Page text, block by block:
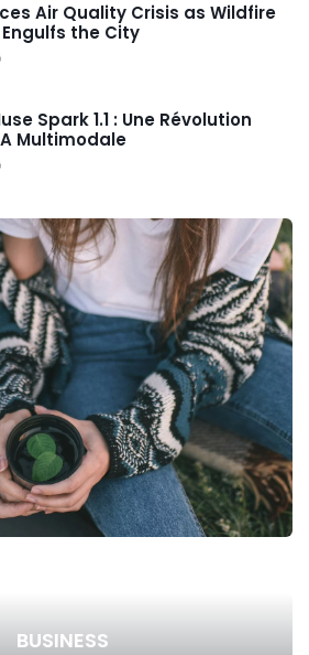
Air Quality Crisis as Wildfire
the City
Spark 1.1 : Une Révolution
Multimodale
BUSINESS